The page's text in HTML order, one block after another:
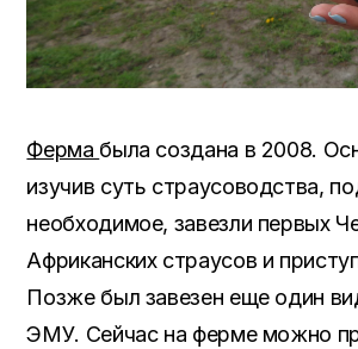
Ферма была создана в 2008.
изучив суть страусоводства,
необходимое, завезли первых
Африканских страусов и
Позже был завезен еще один
ЭМУ. Сейчас на ферме можно